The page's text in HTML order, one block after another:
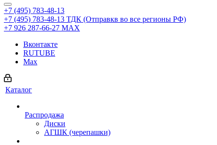
+7 (495) 783-48-13
+7 (495) 783-48-13 ТДК (Отправкв во все регионы РФ)
+7 926 287-66-27 МАХ
Вконтакте
RUTUBE
Max
Каталог
Распродажа
Диски
АГШК (черепашки)